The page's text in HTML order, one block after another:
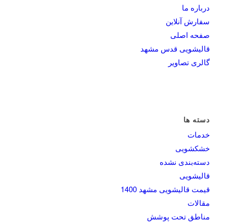
درباره ما
سفارش آنلاین
صفحه اصلی
قالیشویی قدس مشهد
گالری تصاویر
دسته ها
خدمات
خشکشویی
دسته‌بندی نشده
قالیشویی
قیمت قالیشویی مشهد 1400
مقالات
مناطق تحت پوشش